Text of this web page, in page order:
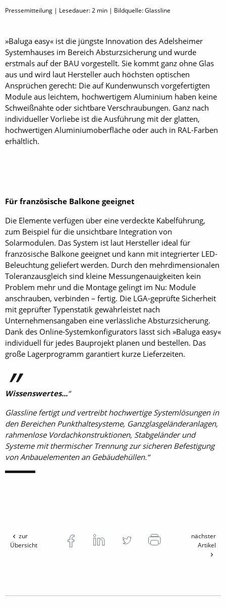
Pressemitteilung | Lesedauer:2 min | Bildquelle: Glassline
»Baluga easy« ist die jüngste Innovation des Adelsheimer
Systemhauses im Bereich Absturzsicherung und wurde
erstmals auf der BAU vorgestellt. Sie kommt ganz ohne Glas
aus und wird laut Hersteller auch höchsten optischen
Ansprüchen gerecht: Die auf Kundenwunsch vorgefertigten
Module aus leichtem, hochwertigem Aluminium haben keine
Schweißnähte oder sichtbare Verschraubungen. Ganz nach
individueller Vorliebe ist die Ausführung mit der glatten,
hochwertigen Aluminiumoberfläche oder auch in RAL-Farben
erhältlich.
Für französische Balkone geeignet
Die Elemente verfügen über eine verdeckte Kabelführung,
zum Beispiel für die unsichtbare Integration von
Solarmodulen. Das System ist laut Hersteller ideal für
französische Balkone geeignet und kann mit integrierter LED-
Beleuchtung geliefert werden. Durch den mehrdimensionalen
Toleranzausgleich sind kleine Messungenauigkeiten kein
Problem mehr und die Montage gelingt im Nu: Module
anschrauben, verbinden – fertig. Die LGA-geprüfte Sicherheit
mit geprüfter Typenstatik gewährleistet nach
Unternehmensangaben eine verlässliche Absturzsicherung.
Dank des Online-Systemkonfigurators lässt sich »Baluga easy«
individuell für jedes Bauprojekt planen und bestellen. Das
große Lagerprogramm garantiert kurze Lieferzeiten.
Wissenswertes...
Glassline fertigt und vertreibt hochwertige Systemlösungen in
den Bereichen Punkthaltesysteme, Ganzglasgeländeranlagen,
rahmenlose Vordachkonstruktionen, Stabgeländer und
Systeme mit thermischer Trennung zur sicheren Befestigung
von Anbauelementen an Gebäudehüllen.
zur
Übersicht
nächster
Artikel